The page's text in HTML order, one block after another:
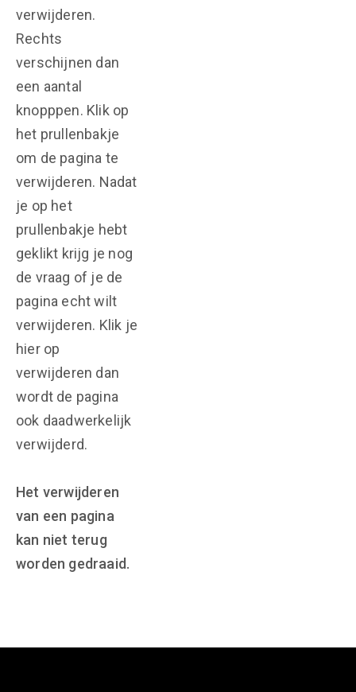
verwijderen.
Rechts
verschijnen dan
een aantal
knopppen. Klik op
het prullenbakje
om de pagina te
verwijderen. Nadat
je op het
prullenbakje hebt
geklikt krijg je nog
de vraag of je de
pagina echt wilt
verwijderen. Klik je
hier op
verwijderen dan
wordt de pagina
ook daadwerkelijk
verwijderd.
Het verwijderen
van een pagina
kan niet terug
worden gedraaid.